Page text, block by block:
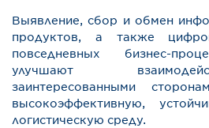
Выявление, сбор и обмен
продуктов, а также
повседневных бизнес-
улучшают
заинтересованными
высокоэффективную,
логистическую среду.